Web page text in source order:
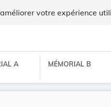
votre expérience
A MÉMORIAL B